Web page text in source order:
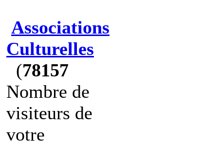
Associations
Culturelles
(78157
Nombre de
visiteurs de
votre